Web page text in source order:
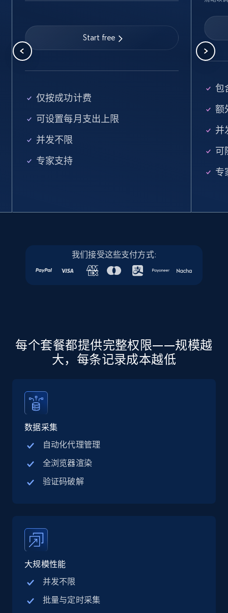
URL, Job posting id, Job title, Company name,
Company id, Job location, Job summary, Job
seniority level, and more.
Linkedin job listings information - Discover
new jobs by keyword
URL, Job posting id, Job title, Company name,
15.3K+ 2.2K+ 注册使用
jobs by company URL
15.3K+ 2.2K+ 注册使用
Google Maps full information
Place id, URL, Country, Name, Category,
more.
13.3K+ 1.7K+
Place id, URL, Country, Name, Category,
Address, Description, Business details, and
more.
13.3K+
Start free
仅按成功计费
可设置每月支出上限
并发不限
专家支持
包
额
并
可
专
我们接受这些支付方式:
每个套餐都提供完整权限——规模越
大，每条记录成本越低
数据采集
自动化代理管理
全浏览器渲染
验证码破解
大规模性能
并发不限
批量与定时采集